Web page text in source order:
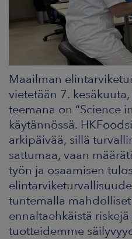
UUTISHUONE
Maailman
vietetään 7.
teemana on “Science
käytännössä.
arkipäivää, sillä
sattumaa, vaan
työn ja osaamisen
tuntemalla
ennaltaehkäistä
tuotteidemme